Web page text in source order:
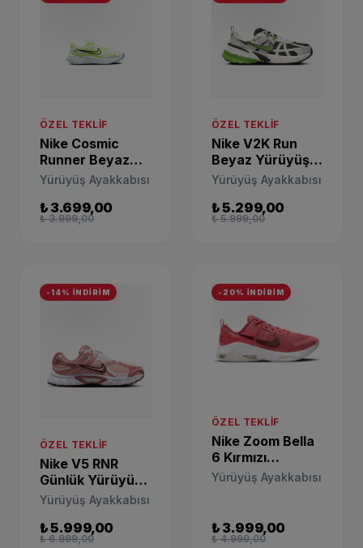
ÖZEL TEKLIF
Nike Cosmic
Runner Beyaz
Yürüyüş
HM4402-106
Yürüyüş Ayakkabısı
₺ 3.699,00
₺ 3.999,00
ÖZEL TEKLIF
Nike V2K Run
Beyaz Yürüyüş
Ayakkabısı
Yürüyüş Ayakkabısı
₺ 5.299,00
₺ 5.999,00
-14% İNDİRİM
ÖZEL TEKLIF
Nike V5 RNR
Günlük Yürüyüş
Ayakkabısı
IF2330-600
Yürüyüş Ayakkabısı
₺ 5.999,00
₺ 6.999,00
-20% İNDİRİM
ÖZEL TEKLIF
Nike Zoom Bella
6 Kırmızı
Yürüyüş
Yürüyüş Ayakkabısı
₺ 3.999,00
₺ 4.999,00